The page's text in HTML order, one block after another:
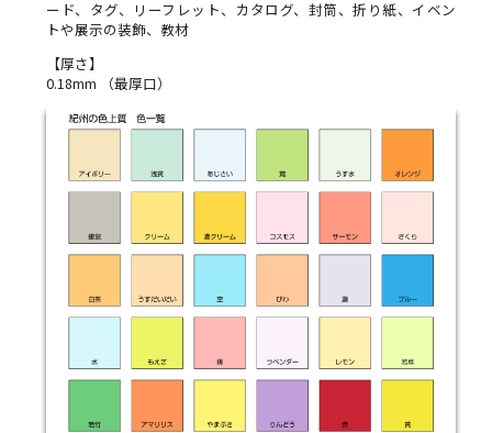
ード、タグ、リーフレット、カタログ、封筒、折り紙、イベン
トや展示の装飾、教材
【厚さ】
0.18mm （最厚口）